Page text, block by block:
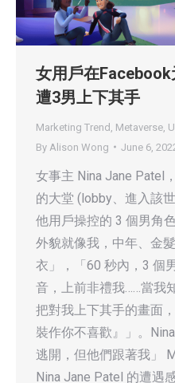
女用戶在
遭3男上下其手
Marketing Trend Metaverse
By Alison Wong June 6,
女事主 Nina Jane Patel
的大堂 (lobby、進入該
他用戶操控的 3 個男角
外貌就像我，中年、金
衣」，「60 秒內，3 個
音，上前非禮我……當我
把對我上下其手的畫面
裝作你不喜歡』」。
逃開，但他們跟著我」
Nina Jane Patel 的遭遇